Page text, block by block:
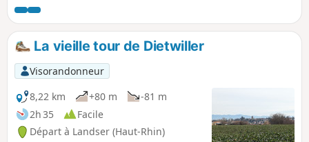
l'industrie locale entre Kembs-Loechlé
et Kembs
La vieille tour de Dietwiller
Visorandonneur
8,22 km
+80 m
-81 m
2h 35
Facile
Départ à Landser (Haut-Rhin)